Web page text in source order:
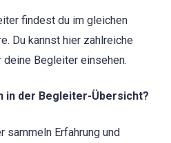
findest du im gleichen
Du kannst hier zahlreiche
Begleiter einsehen.
in der Begleiter-Übersicht?
sammeln Erfahrung und